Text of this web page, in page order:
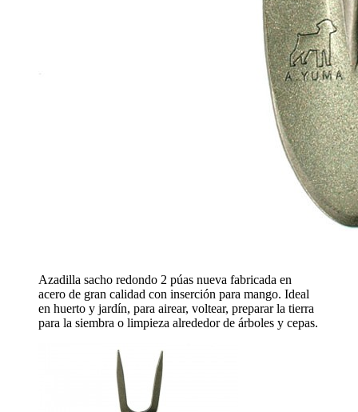
Azadilla sacho redondo 2 púas nueva fabricada en
acero de gran calidad con inserción para mango. Ideal
en huerto y jardín, para airear, voltear, preparar la tierra
para la siembra o limpieza alrededor de árboles y cepas.